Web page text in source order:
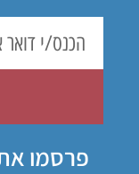
פרסמו